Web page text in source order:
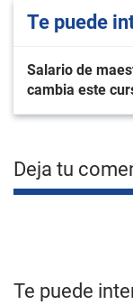
Te puede
Salario de
cambia este
Deja tu
Te puede